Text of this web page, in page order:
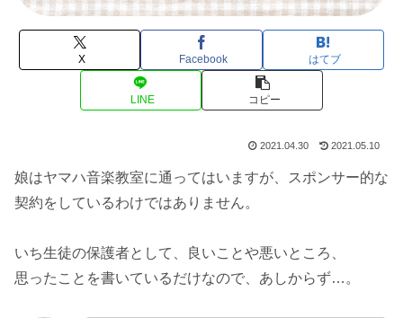
X Facebook はてブ
LINE コピー
2021.04.30 2021.05.10
娘はヤマハ音楽教室に通ってはいますが、スポンサー的な
契約をしているわけではありません。
いち生徒の保護者として、良いことや悪いところ、
思ったことを書いているだけなので、あしからず…。